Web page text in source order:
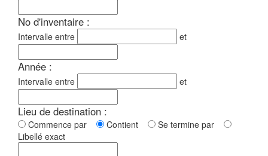
No d'inventaire :
Intervalle entre et
Année :
Intervalle entre et
Lieu de destination :
Commence par Contient
Se termine par
Libellé exact